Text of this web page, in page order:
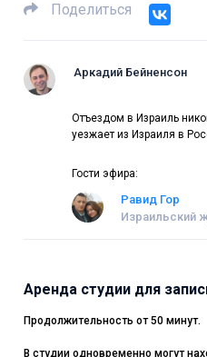
Поделиться
Аркадий Бейненсон
Отъездом в Израиль
уезжает из Израиля в
Гости эфира:
Равид Гор
Израильский
Аренда студии для
Продолжительность от 50 минут.
В студии одновременно могут